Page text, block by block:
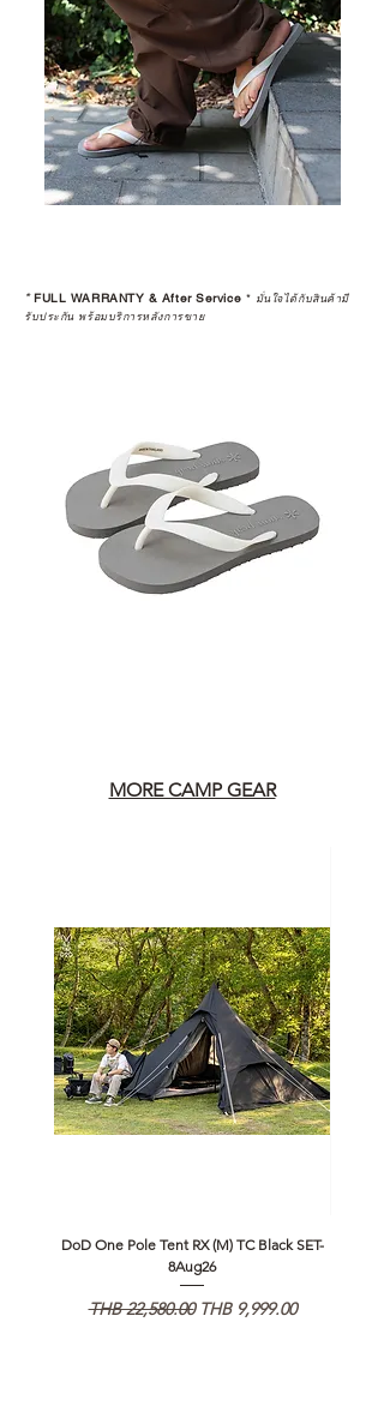
*FULL WARRANTY & After Service * มั่นใจได้กับสินค้ามี
รับประกัน พร้อมบริการหลังการขาย
MORE CAMP GEAR
DoD One Pole Tent RX (M) TC Black SET-
8Aug26
Regular Price
THB 22,580.00 Sale Price
THB 9,999.00